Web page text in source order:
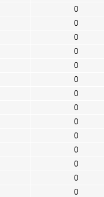
0
0
0
0
0
0
0
0
0
0
0
0
0
0